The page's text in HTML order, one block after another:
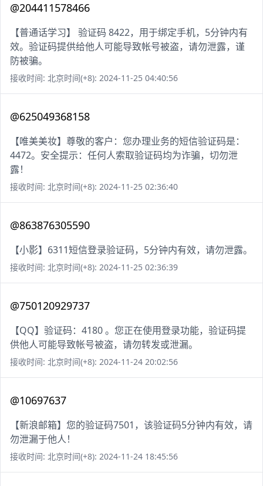
@204411578466
【普通话学习】 验证码 8422，用于绑定手机，5分钟内有
效。验证码提供给他人可能导致帐号被盗，请勿泄露，谨
防被骗。
接收时间: 北京时间(+8): 2024-11-25 04:40:56
@625049368158
【唯美美妆】尊敬的客户：您办理业务的短信验证码是：
4472。安全提示：任何人索取验证码均为诈骗，切勿泄
露！
接收时间: 北京时间(+8): 2024-11-25 02:36:40
@863876305590
【小影】6311短信登录验证码，5分钟内有效，请勿泄露。
接收时间: 北京时间(+8): 2024-11-25 02:36:39
@750120929737
【QQ】验证码：4180 。您正在使用登录功能，验证码提
供他人可能导致帐号被盗，请勿转发或泄漏。
接收时间: 北京时间(+8): 2024-11-24 20:02:56
@10697637
【新浪邮箱】您的验证码7501，该验证码5分钟内有效，请
勿泄漏于他人！
接收时间: 北京时间(+8): 2024-11-24 18:45:56